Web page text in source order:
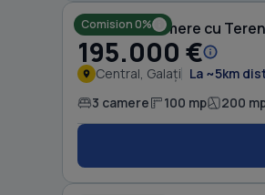
Comision 0%
Casă cu 3 camere cu
195.000 €
Central, Galați La ~5km
3 camere 100 mp 200